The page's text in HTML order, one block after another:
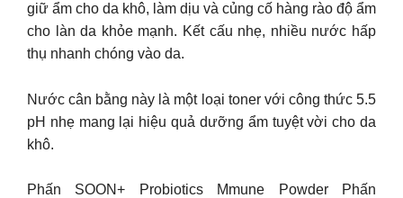
giữ ẩm cho da khô, làm dịu và củng cố hàng rào độ ẩm
cho làn da khỏe mạnh. Kết cấu nhẹ, nhiều nước hấp
thụ nhanh chóng vào da.
Nước cân bằng này là một loại toner với công thức 5.5
pH nhẹ mang lại hiệu quả dưỡng ẩm tuyệt vời cho da
khô.
Phấn SOON+ Probiotics Mmune Powder Phấn